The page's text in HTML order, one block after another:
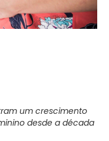
um crescimento
desde a década